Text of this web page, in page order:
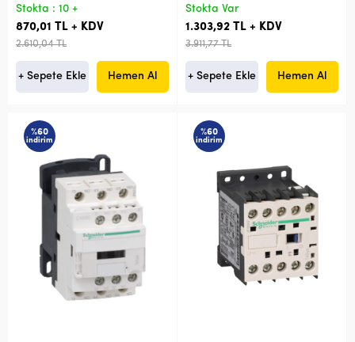
Stokta : 10 +
870,01 TL + KDV
2.610,04 TL
+ Sepete Ekle Hemen Al
Stokta Var
1.303,92 TL + KDV
3.911,77 TL
+ Sepete Ekle Hemen Al
%60
indirim
%60
indirim